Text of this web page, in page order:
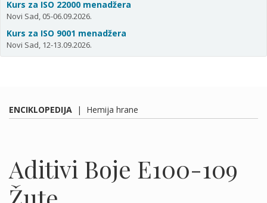
Kurs za ISO 22000 menadžera
Novi Sad, 05-06.09.2026.
Kurs za ISO 9001 menadžera
Novi Sad, 12-13.09.2026.
ENCIKLOPEDIJA | Hemija hrane
Aditivi Boje E100-109